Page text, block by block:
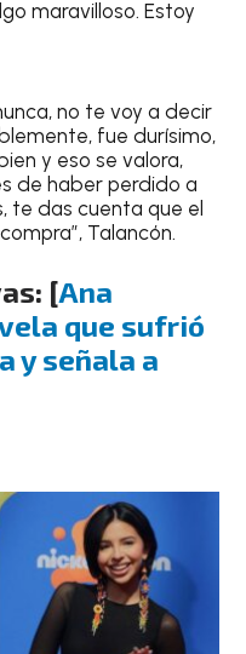
maravilloso. Estoy
no te voy a decir
fue durísimo,
y eso se valora,
de haber perdido a
te das cuenta que el
Talancón.
[Ana
que sufrió
y señala a